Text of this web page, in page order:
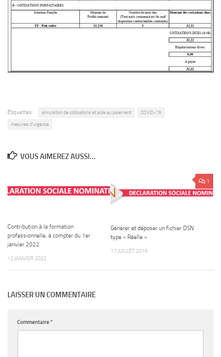
Étiquettes : annulation de cotisations et aide au paiement COVID-19
mesures d'urgence
VOUS AIMEREZ AUSSI...
Contribution à la formation
professionnelle, à compter du 1er
janvier 2022
12 JANVIER 2022
1
Générer et déposer un fichier DSN
type « Réelle »
17 JUILLET 2019
LAISSER UN COMMENTAIRE
Commentaire *